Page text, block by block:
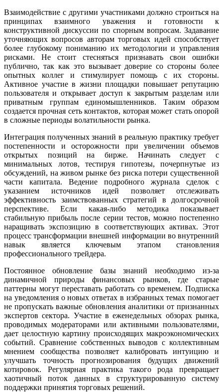
Взаимодействие с другими участниками должно строиться на
принципах взаимного уважения и готовности к
конструктивной дискуссии по спорным вопросам. Задавание
уточняющих вопросов авторам торговых идей способствует
более глубокому пониманию их методологии и управления
рисками. Не стоит стесняться признавать свои ошибки
публично, так как это вызывает доверие со стороны более
опытных коллег и стимулирует помощь с их стороны.
Активное участие в жизни площадки повышает репутацию
пользователя и открывает доступ к закрытым разделам или
приватным группам единомышленников. Таким образом
создается прочная сеть контактов, которая может стать опорой
в сложные периоды волатильности рынка.
Интеграция полученных знаний в реальную практику требует
постепенности и осторожности при увеличении объемов
открытых позиций на бирже. Начинать следует с
минимальных лотов, тестируя гипотезы, почерпнутые из
обсуждений, на живом рынке без риска потери существенной
части капитала. Ведение подробного журнала сделок с
указанием источников идей позволяет отслеживать
эффективность заимствованных стратегий в долгосрочной
перспективе. Если какая-либо методика показывает
стабильную прибыль после серии тестов, можно постепенно
наращивать экспозицию в соответствующих активах. Этот
процесс трансформации внешней информации во внутренний
навык является ключевым этапом становления
профессионального трейдера.
Постоянное обновление базы знаний необходимо из-за
динамичной природы финансовых рынков, где старые
паттерны могут переставать работать со временем. Подписка
на уведомления о новых ответах в избранных темах помогает
не пропускать важные обновления аналитики от признанных
экспертов сектора. Участие в еженедельных обзорах рынка,
проводимых модераторами или активными пользователями,
дает целостную картину происходящих макроэкономических
событий. Сравнение собственных выводов с коллективным
мнением сообщества позволяет калибровать интуицию и
улучшать точность прогнозирования будущих движений
котировок. Регулярная практика такого рода превращает
хаотичный поток данных в структурированную систему
поддержки принятия торговых решений.